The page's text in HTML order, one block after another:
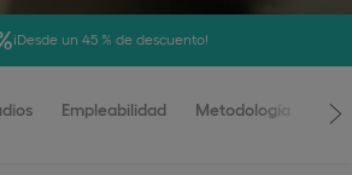
¡Desde un 45 % de descuento!
Empleabilidad Metodología